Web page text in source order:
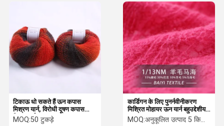
वीडियो हमारे बारे में
कार्डिगन के लिए पुनर्नवीनीकरण
मिश्रित मोहायर ऊन यार्न बहुउद्देशीय
1/14NM
MOQ:अनुकूलित उत्पाद 5 किलो न्यूनतम आदेश, स्पॉट 1 किलो न्यूनतम आदेश
टिकाऊ धो सकते हैं ऊन कपास
मिश्रण यार्न, विरोधी दूषण कपास
मिक्स यार्न
MOQ:50 टुकड़े